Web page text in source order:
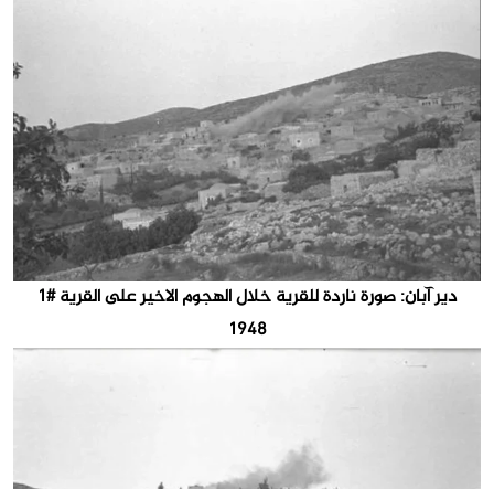
دير آبان: صورة ناردة للقرية خلال الهجوم الاخير على القرية #1
1948